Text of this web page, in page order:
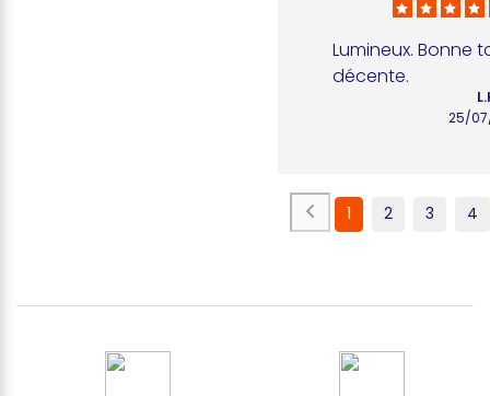
Lumineux. Bonne
décente.
25/
1 2 3 4